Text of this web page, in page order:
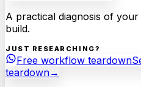
A practical diagnosis of
build.
JUST RESEARCHING?
Free workflow teardown
teardown→